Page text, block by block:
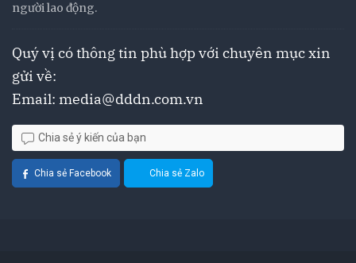
người lao động.
Quý vị có thông tin phù hợp với chuyên mục xin
gửi về:
Email: media@dddn.com.vn
Chia sẻ ý kiến của bạn
Chia sẻ Facebook Chia sẻ Zalo